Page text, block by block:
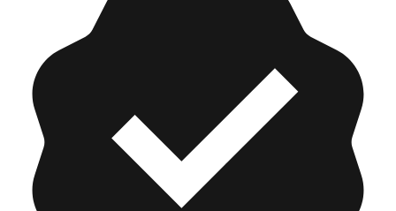
Peugeot 206 (2000-2013)